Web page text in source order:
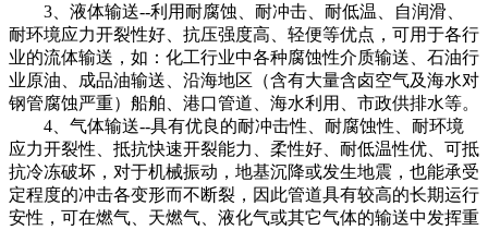
3、液体输送--利用耐腐蚀、耐冲击、耐低温、自润滑、
耐环境应力开裂性好、抗压强度高、轻便等优点，可用于各行
业的流体输送，如：化工行业中各种腐蚀性介质输送、石油行
业原油、成品油输送、沿海地区（含有大量含卤空气及海水对
钢管腐蚀严重）船舶、港口管道、海水利用、市政供排水等。
4、气体输送--具有优良的耐冲击性、耐腐蚀性、耐环境
应力开裂性、抵抗快速开裂能力、柔性好、耐低温性优、可抵
抗冷冻破坏，对于机械振动，地基沉降或发生地震，也能承受
定程度的冲击各变形而不断裂，因此管道具有较高的长期运行
安性，可在燃气、天燃气、液化气或其它气体的输送中发挥重